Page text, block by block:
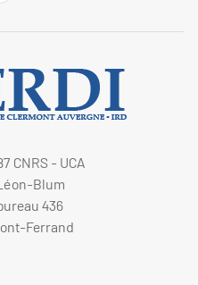
CNRS - UCA
Blum
436
Ferrand